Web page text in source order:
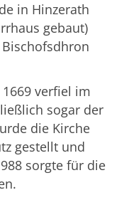
in Hinzerath
gebaut)
verfiel im
sogar der
die Kirche
gestellt und
sorgte für die